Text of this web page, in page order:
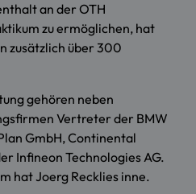
an der OTH
zu ermöglichen, hat
zusätzlich über 300
gehören neben
Vertreter der BMW
GmbH, Continental
Infineon Technologies AG.
hat Joerg Recklies inne.